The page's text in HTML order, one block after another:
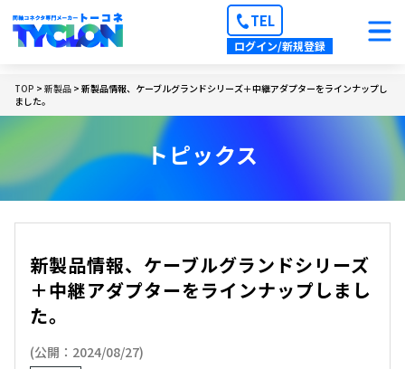
TEL
ログイン/新規登録
TOP > 新製品 > 新製品情報、ケーブルグランドシリーズ＋中継アダプターをラインナップし
ました。
トピックス
新製品情報、ケーブルグランドシリーズ
＋中継アダプターをラインナップしまし
た。
(公開：2024/08/27)